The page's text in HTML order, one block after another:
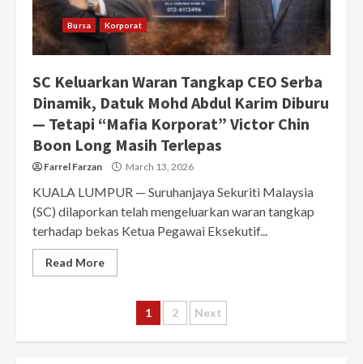
Bursa Korporat
SC Keluarkan Waran Tangkap CEO Serba
Dinamik, Datuk Mohd Abdul Karim Diburu
— Tetapi “Mafia Korporat” Victor Chin
Boon Long Masih Terlepas
Farrel Farzan March 13, 2026
KUALA LUMPUR — Suruhanjaya Sekuriti Malaysia
(SC) dilaporkan telah mengeluarkan waran tangkap
terhadap bekas Ketua Pegawai Eksekutif...
Read More
Posts
pagination
1 2 Next